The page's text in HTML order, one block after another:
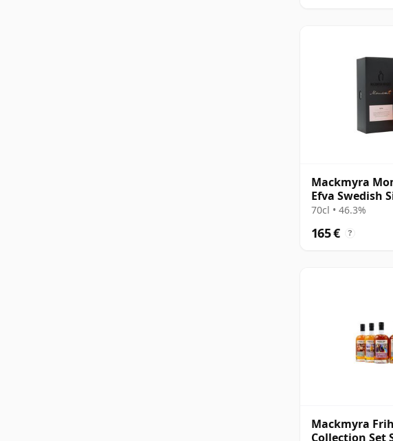
Mackmyra
Efva Swedish
70cl • 46.3%
165 € ?
Mackmyra
Collection Set